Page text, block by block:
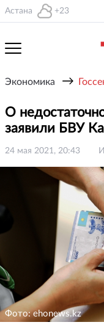
Астана +23
Экономика →
О
заявили БВУ
24 мая 2021, 20:43
Фото: ehonews.kz